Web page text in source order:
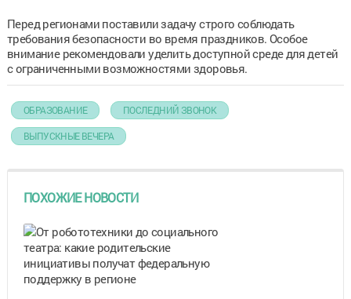
Перед регионами поставили задачу строго соблюдать
требования безопасности во время праздников. Особое
внимание рекомендовали уделить доступной среде для детей
с ограниченными возможностями здоровья.
ОБРАЗОВАНИЕ ПОСЛЕДНИЙ ЗВОНОК
ВЫПУСКНЫЕ ВЕЧЕРА
ПОХОЖИЕ НОВОСТИ